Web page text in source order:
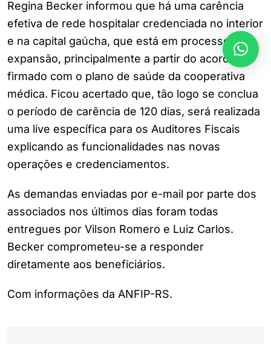
Regina Becker informou que há uma carência
efetiva de rede hospitalar credenciada no interior
e na capital gaúcha, que está em processo de
expansão, principalmente a partir do acordo
firmado com o plano de saúde da cooperativa
médica. Ficou acertado que, tão logo se conclua
o período de carência de 120 dias, será realizada
uma live específica para os Auditores Fiscais
explicando as funcionalidades nas novas
operações e credenciamentos.
As demandas enviadas por e-mail por parte dos
associados nos últimos dias foram todas
entregues por Vilson Romero e Luiz Carlos.
Becker comprometeu-se a responder
diretamente aos beneficiários.
Com informações da ANFIP-RS.